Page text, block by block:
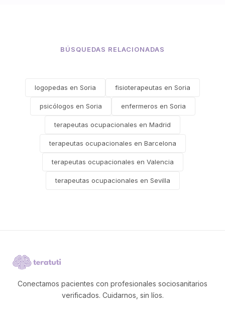
BÚSQUEDAS RELACIONADAS
logopedas en Soria fisioterapeutas en Soria
psicólogos en Soria enfermeros en Soria
terapeutas ocupacionales en Madrid
terapeutas ocupacionales en Barcelona
terapeutas ocupacionales en Valencia
terapeutas ocupacionales en Sevilla
Conectamos pacientes con profesionales sociosanitarios
verificados. Cuidarnos, sin líos.